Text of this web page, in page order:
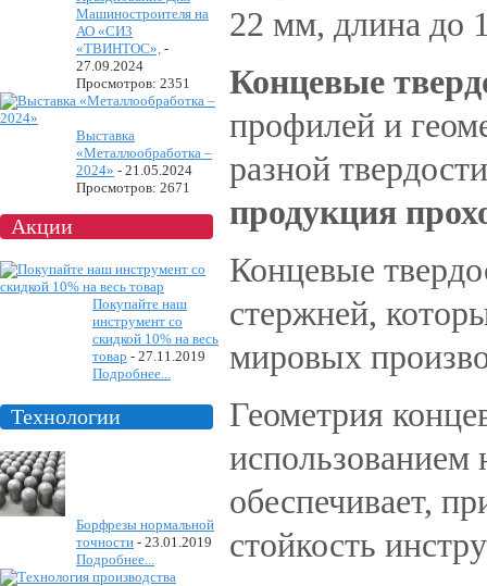
Машиностроителя на
АО «СИЗ
«ТВИНТОС», -
27.09.2024
Просмотров: 2351
Выставка
«Металлообработка –
2024» - 21.05.2024
Просмотров: 2671
Акции
Покупайте наш
инструмент со
скидкой 10% на весь
товар - 27.11.2019
Подробнее...
Технологии
Борфрезы нормальной
точности - 23.01.2019
Подробнее...
22 мм, длина до
Концевые
профилей и
разной
продукция
Концевые
стержней,
мировых
Геометрия
использованием
обеспечивает,
стойкость